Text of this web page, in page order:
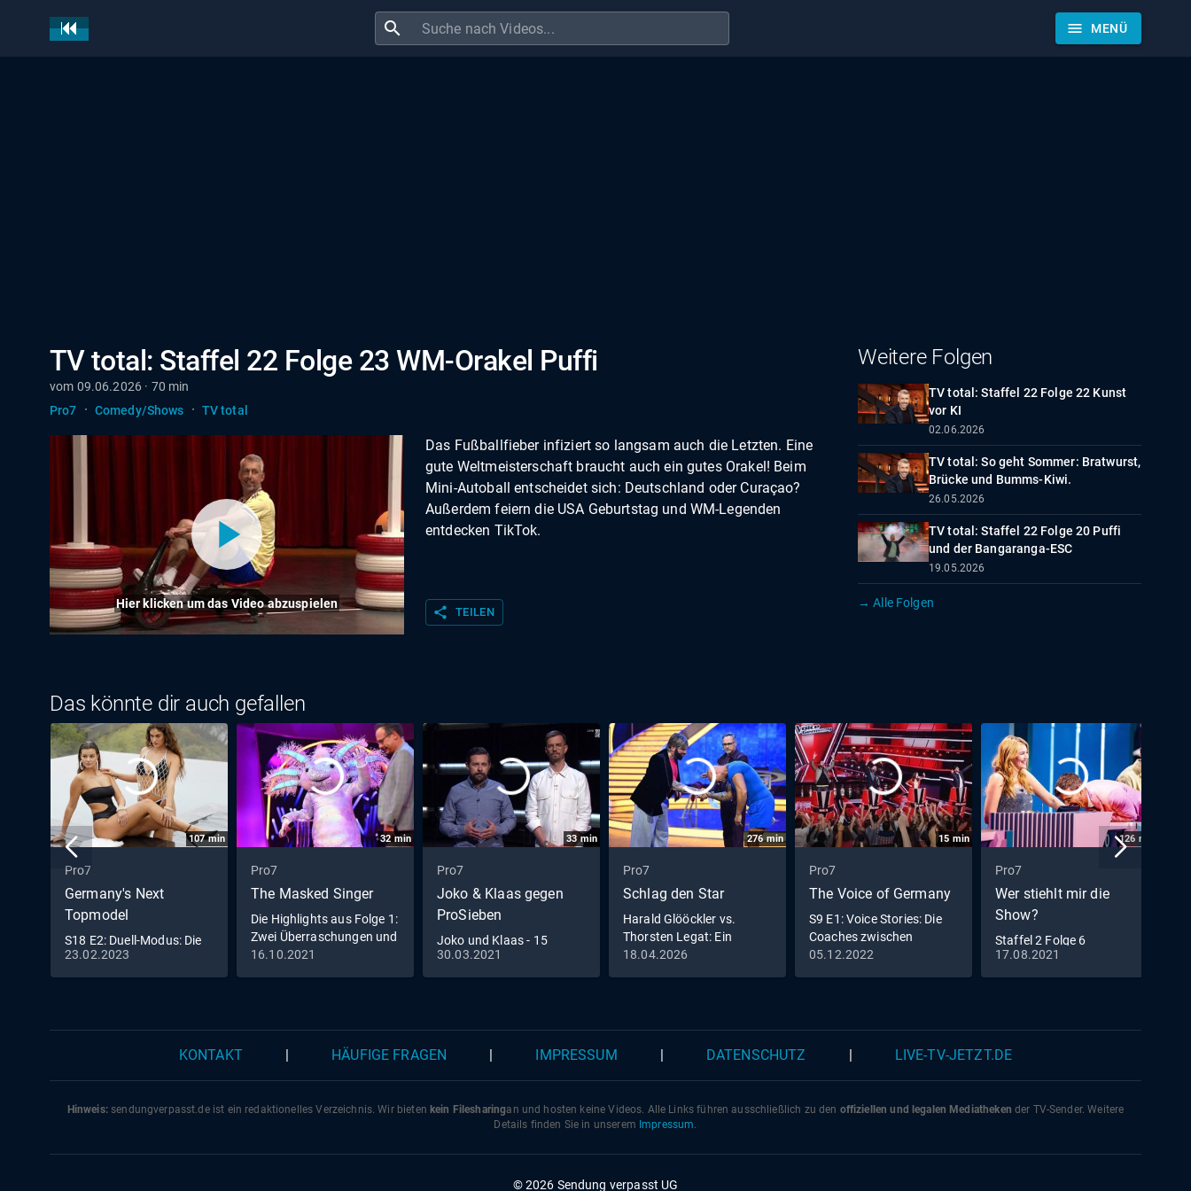
search menu MENÜ
TV total: Staffel 22 Folge 23 WM-Orakel Puffi
vom 09.06.2026 · 70 min
Pro7
· Comedy/Shows · TV total
Hier klicken um das Video abzuspielen
Das Fußballfieber infiziert so langsam auch die Letzten. Eine
gute Weltmeisterschaft braucht auch ein gutes Orakel! Beim
Mini-Autoball entscheidet sich: Deutschland oder Curaçao?
Außerdem feiern die USA Geburtstag und WM-Legenden
entdecken TikTok.
share TEILEN
Weitere Folgen
TV total: Staffel 22 Folge 22 Kunst
vor KI
02.06.2026
TV total: So geht Sommer: Bratwurst,
Brücke und Bumms-Kiwi.
26.05.2026
TV total: Staffel 22 Folge 20 Puffi
und der Bangaranga-ESC
19.05.2026
→ Alle Folgen
Das könnte dir auch gefallen
107min
Pro7
Germany's Next
Topmodel
S18 E2: Duell-Modus: Die
Models stehen in direkter
Konkurrenz
23.02.2023
32 min
Pro7
The Masked Singer
Die Highlights aus Folge 1:
Zwei Überraschungen und
eine feurig
16.10.2021
33min
Pro7
Joko & Klaas gegen
ProSieben
Joko und Klaas - 15
Minuten Live | Pflege ist
#NichtSelbstverständlich
30.03.2021
276min
Pro7
Schlag den Star
Harald Glööckler vs.
Thorsten Legat: Ein
pompööses Duell mit
18.04.2026
15 min
Pro7
The Voice of Germany
S9 E1: Voice Stories: Die
Coaches zwischen
Ehrfurcht und Neugier
05.12.2022
126 min
Pro7
Wer stiehlt mir die
Show?
Staffel 2 Folge 6
17.08.2021
KONTAKT HÄUFIGE FRAGEN IMPRESSUM DATENSCHUTZ LIVE-TV-JETZT.DE
Hinweis:sendungverpasst.deist ein redaktionelles Verzeichnis. Wir bieten kein Filesharingan und hosten keine Videos. Alle Links führen ausschließlich zu den offiziellen und legalen Mediatheken der TV-Sender. Weitere
Details finden Sie in unserem Impressum.
© 2026 Sendung verpasst UG